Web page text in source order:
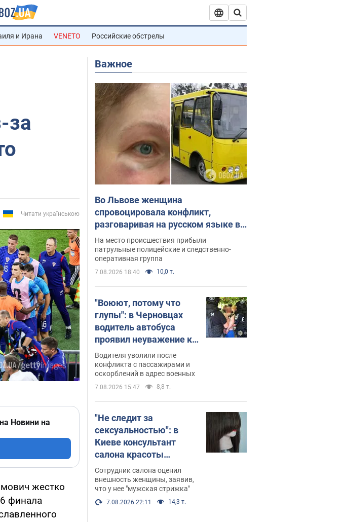
и Ирана VENETO Российские обстрелы
за
Читати українською
Новини на
жестко
финала
Важное
Во Львове женщина
спровоцировала конфликт,
разговаривая на русском языке в
маршрутке: полиция составила
административный протокол.
Видео
На место происшествия прибыли
патрульные полицейские и следственно-
оперативная группа
7.08.2026 18:40 10,0 т.
"Воюют, потому что
глупы": в Черновцах
водитель автобуса
проявил неуважение к
украинским военным и
поплатился за это.
Видео
Водителя уволили после
конфликта с пассажирами и
оскорблений в адрес военных
7.08.2026 15:47 8,8 т.
"Не следит за
сексуальностью": в
Киеве консультант
салона красоты
оскорбил женщину
после химиотерапии,
разгорелся скандал.
Фото
Сотрудник салона оценил
внешность женщины, заявив,
что у нее "мужская стрижка"
7.08.2026 22:11 14,3 т.